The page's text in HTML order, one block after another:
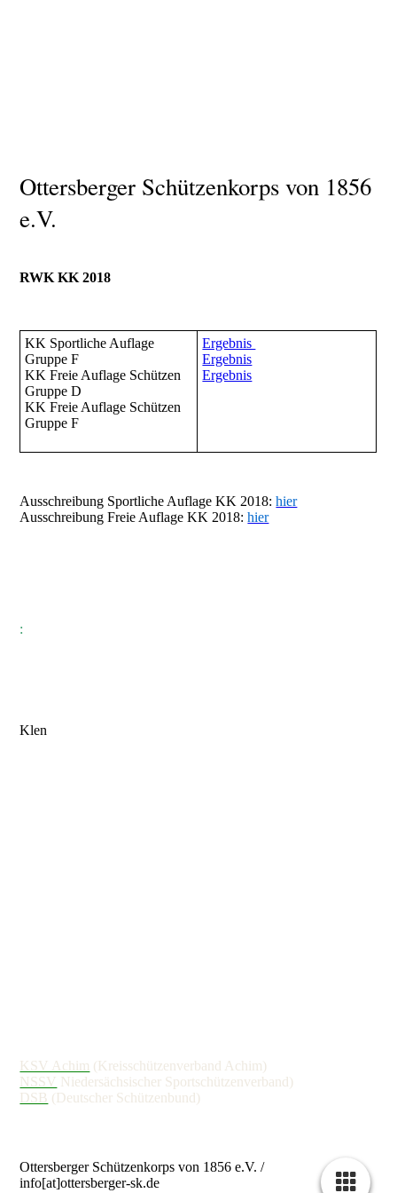
Ottersberger Schützenkorps von 1856
e.V.
RWK KK 2018
KK Sportliche Auflage
Gruppe F
KK Freie Auflage Schützen
Gruppe D
KK Freie Auflage Schützen
Gruppe F
Ergebnis
Ergebnis
Ergebnis
Ausschreibung Sportliche Auflage KK 2018:hier
Ausschreibung Freie Auflage KK 2018:hier
:
Klen
KSV Achim (Kreisschützenverband Achim)
NSSV Niedersächsischer Sportschützenverband)
DSB (Deutscher Schützenbund)
Ottersberger Schützenkorps von 1856 e.V. /
info[at]ottersberger-sk.de